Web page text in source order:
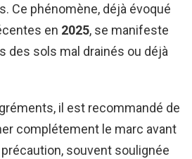
Ce phénomène, déjà évoqué
en 2025, se manifeste
des sols mal drainés ou déjà
il est recommandé de
complétement le marc avant
souvent soulignée